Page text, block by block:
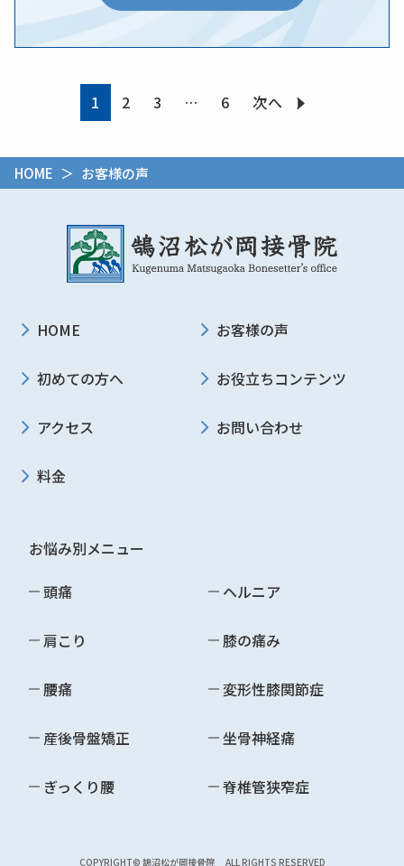
1 2 3 … 6 次へ
HOME ＞ お客様の声
HOME
初めての方へ
アクセス
料金
お客様の声
お役立ちコンテンツ
お問い合わせ
お悩み別メニュー
頭痛
肩こり
腰痛
産後骨盤矯正
ぎっくり腰
ヘルニア
膝の痛み
変形性膝関節症
坐骨神経痛
脊椎管狭窄症
COPYRIGHT© 鵠沼松が岡接骨院 ALL RIGHTS RESERVED